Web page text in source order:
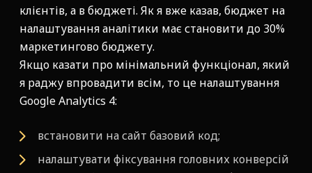
клієнтів, а в бюджеті. Як я вже казав, бюджет на
налаштування аналітики має становити до 30%
маркетингово бюджету.
Якщо казати про мінімальний функціонал, який
я раджу впровадити всім, то це налаштування
Google Analytics 4:
встановити на сайт базовий код;
налаштувати фіксування головних конверсій